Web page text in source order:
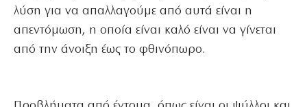
λύση για να απαλλαγούμε από αυτά είναι η
απεντόμωση, η οποία είναι καλό είναι να γίνεται
από την άνοιξη έως το φθινόπωρο.